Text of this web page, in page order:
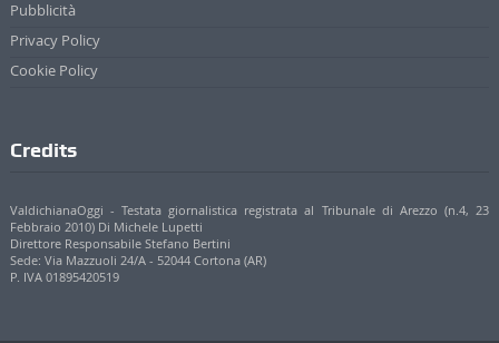
Pubblicità
Privacy Policy
Cookie Policy
Credits
ValdichianaOggi - Testata giornalistica registrata al Tribunale di Arezzo (n.4, 23
Febbraio 2010) Di Michele Lupetti
Direttore Responsabile Stefano Bertini
Sede: Via Mazzuoli 24/A - 52044 Cortona (AR)
P. IVA 01895420519